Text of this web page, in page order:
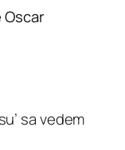
Oscar
sa vedem